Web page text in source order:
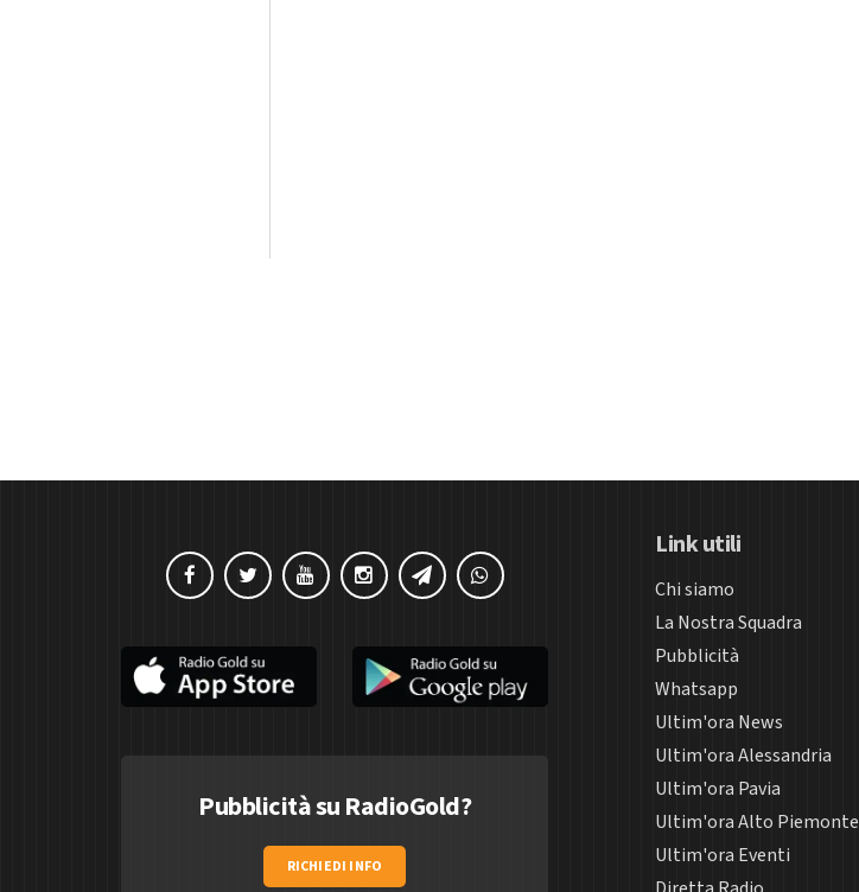
Pubblicità su RadioGold?
RICHIEDI INFO
Link utili
Chi siamo
La Nostra Squadra
Pubblicità
Whatsapp
Ultim'ora News
Ultim'ora Alessandria
Ultim'ora Pavia
Ultim'ora Alto Piemonte
Ultim'ora Eventi